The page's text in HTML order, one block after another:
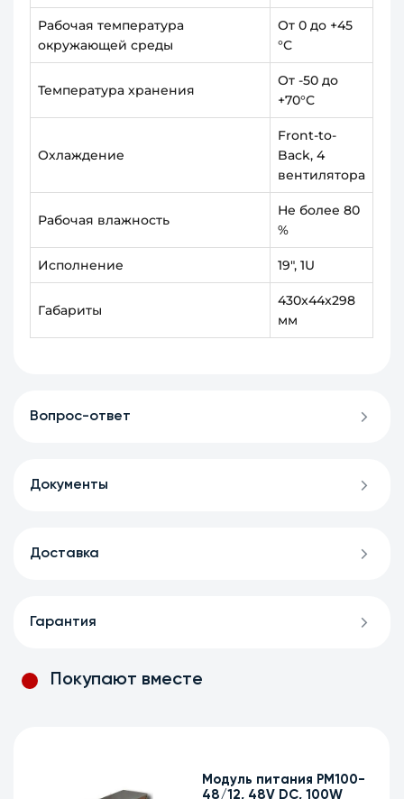
Рабочая температура
окружающей среды
От 0 до +45
°С
Температура хранения
От -50 до
+70°С
Охлаждение
Front-to-
Back, 4
вентилятора
Рабочая влажность
Не более 80
%
Исполнение 19", 1U
Габариты
430x44x298
мм
Вопрос-ответ
Документы
Доставка
Гарантия
Покупают вместе
Модуль питания PM100-
48/12, 48V DC, 100W